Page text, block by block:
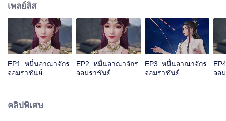
กีดกัน แต่โชคดีที่มีน้องสาวและท่านปู่อยู่เคียงข้างและมีพลังใหม่คอยช่วยเหลือ เขา
จึงดูดซับพลังจากผู้แข็งแกร่งสำเร็จ หลินเฟิงข้ามภยันตรายมากมาย เติบโตจน
กลายเป็นผู้แกร่งที่ผู้คนนับถือและก้าวขึ้นสู่จุดสูงสุด
เพลย์ลิส
EP1: หมื่นอาณาจักร
จอมราชันย์
EP2: หมื่นอาณาจักร
จอมราชันย์
EP3: หมื่นอาณาจักร
จอมราชันย์
จอ
คลิปพิเศษ